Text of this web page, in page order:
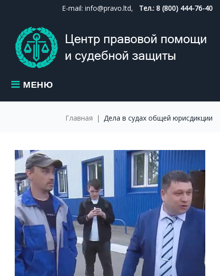
content
E-mail: info@pravo.ltd, Тел.: 8 (800) 444-76-40
МЕНЮ
Главная | Дела в судах общей юрисдикции
МЕТКА:
ДЕЛА
В